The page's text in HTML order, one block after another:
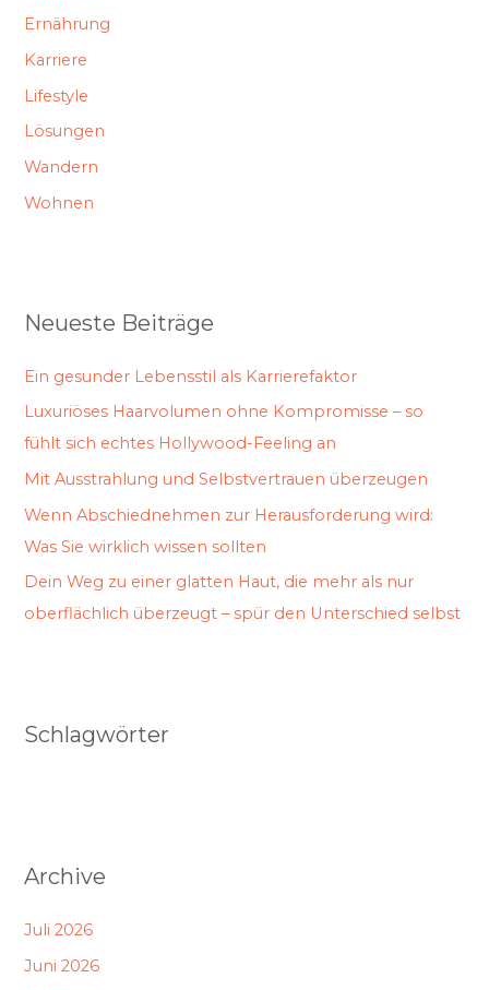
Ernährung
Karriere
Lifestyle
Lösungen
Wandern
Wohnen
Neueste Beiträge
Ein gesunder Lebensstil als Karrierefaktor
Luxuriöses Haarvolumen ohne Kompromisse – so
fühlt sich echtes Hollywood-Feeling an
Mit Ausstrahlung und Selbstvertrauen überzeugen
Wenn Abschiednehmen zur Herausforderung wird:
Was Sie wirklich wissen sollten
Dein Weg zu einer glatten Haut, die mehr als nur
oberflächlich überzeugt – spür den Unterschied selbst
Schlagwörter
Archive
Juli 2026
Juni 2026